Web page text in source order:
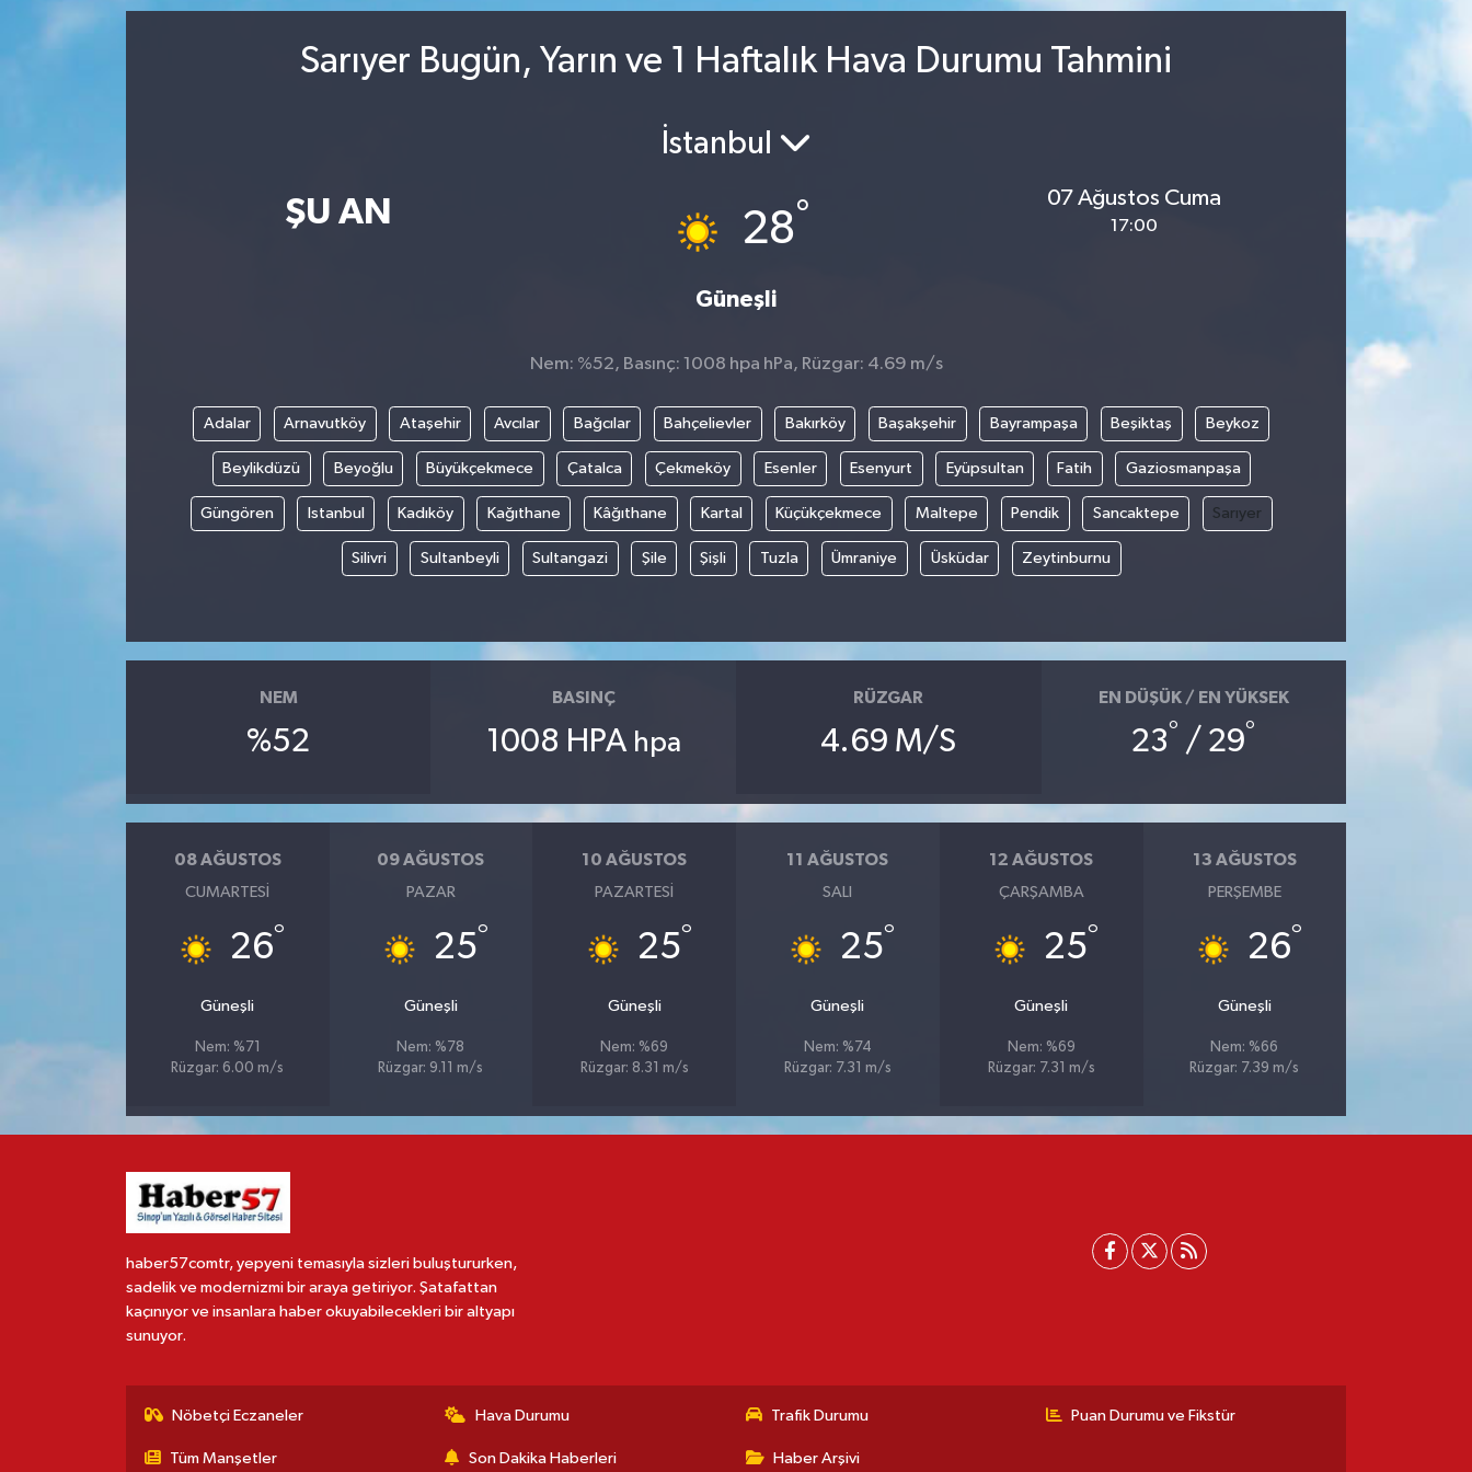
Sarıyer Bugün, Yarın ve 1 Haftalık Hava Durumu Tahmini
ŞU AN
İstanbul
28°
Güneşli
07 Ağustos Cuma
17:00
Nem: %52, Basınç: 1008 hpa hPa, Rüzgar: 4.69 m/s
Adalar Arnavutköy Ataşehir Avcılar Bağcılar Bahçelievler Bakırköy Başakşehir Bayrampaşa Beşiktaş Beykoz
Beylikdüzü Beyoğlu Büyükçekmece Çatalca Çekmeköy Esenler Esenyurt Eyüpsultan Fatih Gaziosmanpaşa
Güngören Istanbul Kadıköy Kağıthane Kâğıthane Kartal Küçükçekmece Maltepe Pendik Sancaktepe Sarıyer
Silivri Sultanbeyli Sultangazi Şile Şişli Tuzla Ümraniye Üsküdar Zeytinburnu
NEM
%52
BASINÇ
1008 HPA hpa
RÜZGAR
4.69 M/S
EN DÜŞÜK / EN YÜKSEK
23° / 29°
08 AĞUSTOS
CUMARTESI
26°
Güneşli
Nem: %71
Rüzgar: 6.00 m/s
09 AĞUSTOS
PAZAR
25°
Güneşli
Nem: %78
Rüzgar: 9.11 m/s
10 AĞUSTOS
PAZARTESI
25°
Güneşli
Nem: %69
Rüzgar: 8.31 m/s
11 AĞUSTOS
SALI
25°
Güneşli
Nem: %74
Rüzgar: 7.31 m/s
12 AĞUSTOS
ÇARŞAMBA
25°
Güneşli
Nem: %69
Rüzgar: 7.31 m/s
13 AĞUSTOS
PERŞEMBE
26°
Güneşli
Nem: %66
Rüzgar: 7.39 m/s
haber57comtr, yepyeni temasıyla sizleri buluştururken,
sadelik ve modernizmi bir araya getiriyor. Şatafattan
kaçınıyor ve insanlara haber okuyabilecekleri bir altyapı
sunuyor.
Nöbetçi Eczaneler Hava Durumu Trafik Durumu Puan Durumu ve Fikstür
Tüm Manşetler Son Dakika Haberleri Haber Arşivi